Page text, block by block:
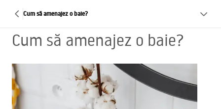
Cum să amenajez o baie?
Cum să amenajez o baie?